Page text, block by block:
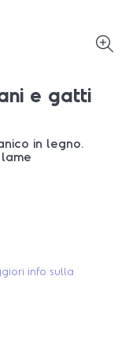
e gatti
in legno.
info sulla